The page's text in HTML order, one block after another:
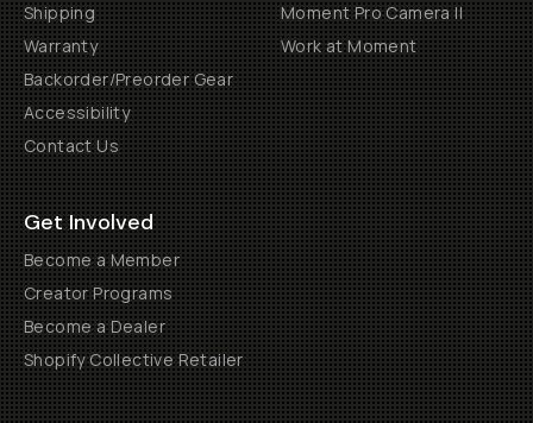
Shipping
Warranty
Backorder/Preorder Gear
Accessibility
Contact Us
Moment Pro Camera II
Work at Moment
Get Involved
Become a Member
Creator Programs
Become a Dealer
Shopify Collective Retailer